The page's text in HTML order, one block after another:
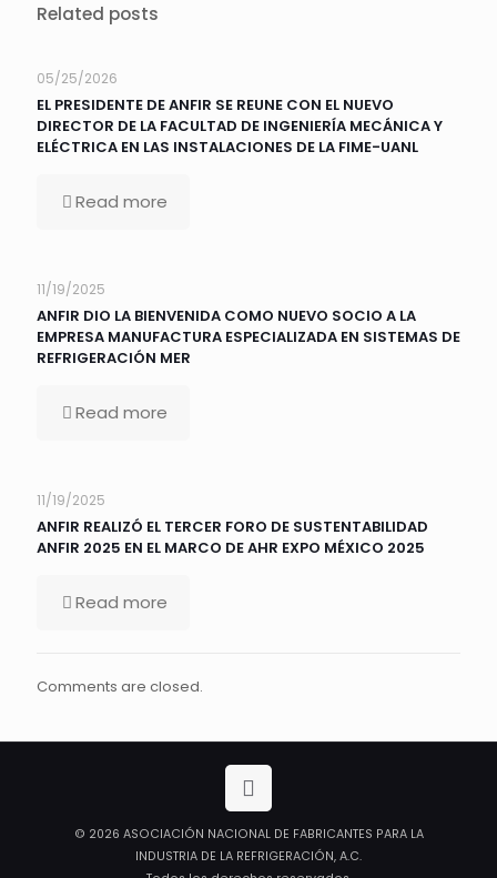
Related posts
05/25/2026
EL PRESIDENTE DE ANFIR SE REUNE CON EL NUEVO
DIRECTOR DE LA FACULTAD DE INGENIERÍA MECÁNICA Y
ELÉCTRICA EN LAS INSTALACIONES DE LA FIME-UANL
Read more
11/19/2025
ANFIR DIO LA BIENVENIDA COMO NUEVO SOCIO A LA
EMPRESA MANUFACTURA ESPECIALIZADA EN SISTEMAS DE
REFRIGERACIÓN MER
Read more
11/19/2025
ANFIR REALIZÓ EL TERCER FORO DE SUSTENTABILIDAD
ANFIR 2025 EN EL MARCO DE AHR EXPO MÉXICO 2025
Read more
Comments are closed.
© 2026 ASOCIACIÓN NACIONAL DE FABRICANTES PARA LA
INDUSTRIA DE LA REFRIGERACIÓN, A.C.